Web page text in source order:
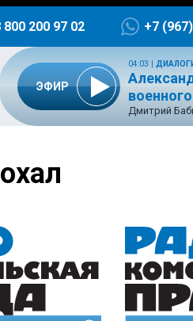
800 200 97 02 +7
ЭФИР
04:03
Дмитрий